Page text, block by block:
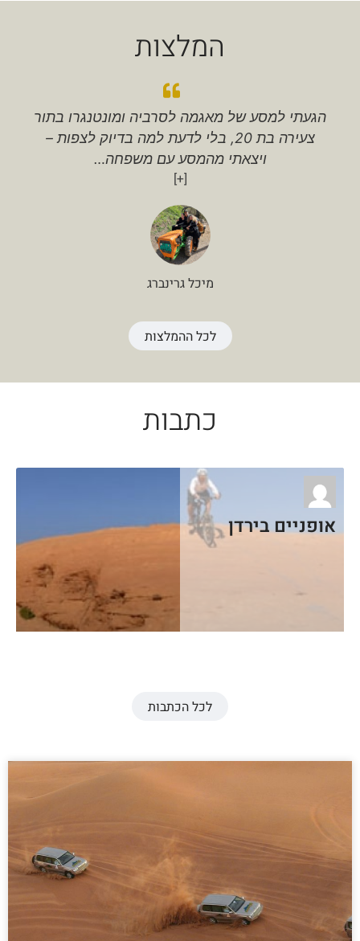
המלצות
הגעתי למסע של מאגמה לסרביה ומונטנגרו בתור
צעירה בת 20, בלי לדעת למה בדיוק לצפות –
ויצאתי מהמסע עם משפחה…
[+]
מיכל גרינברג
לכל ההמלצות
כתבות
אופניים בירדן
לכל הכתבות